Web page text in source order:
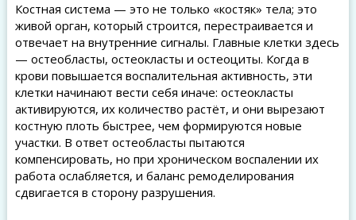
Костная система — это не только «костяк» тела; это
живой орган, который строится, перестраивается и
отвечает на внутренние сигналы. Главные клетки здесь
— остеобласты, остеокласты и остеоциты. Когда в
крови повышается воспалительная активность, эти
клетки начинают вести себя иначе: остеокласты
активируются, их количество растёт, и они вырезают
костную плоть быстрее, чем формируются новые
участки. В ответ остеобласты пытаются
компенсировать, но при хроническом воспалении их
работа ослабляется, и баланс ремоделирования
сдвигается в сторону разрушения.